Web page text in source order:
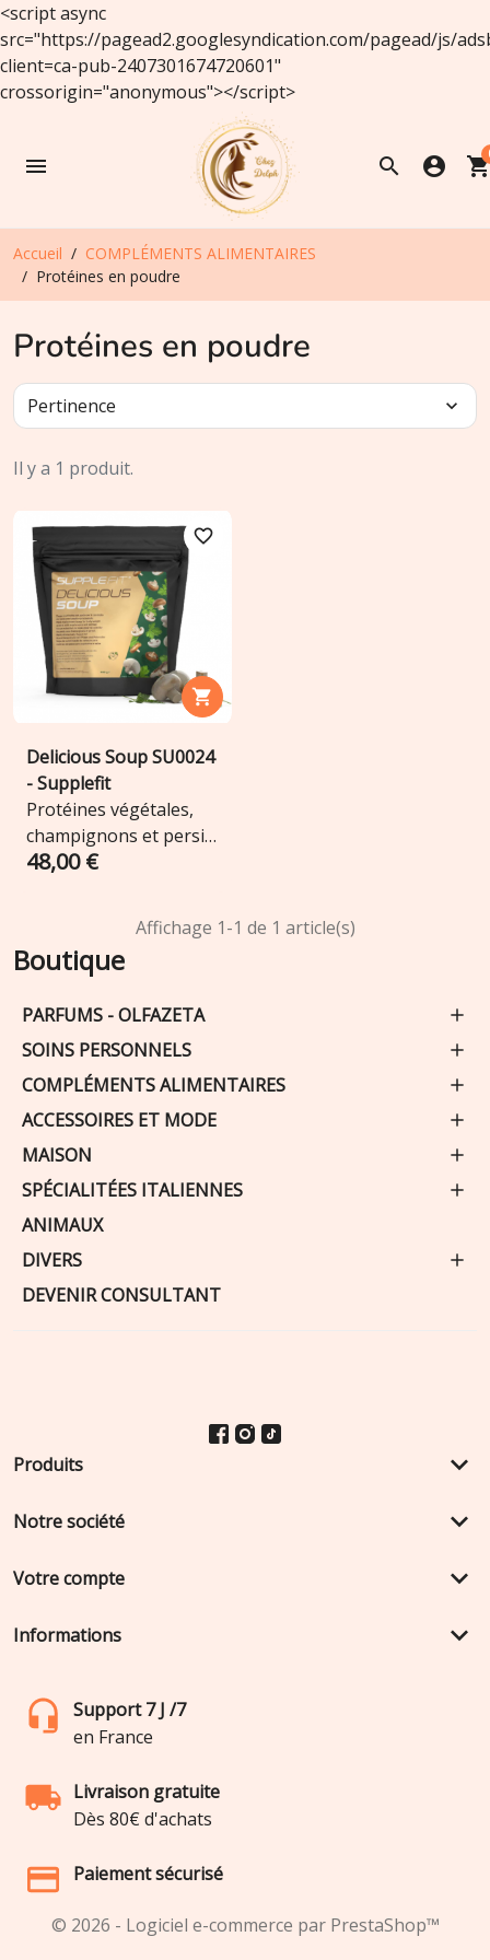
<script async
src="https://pagead2.googlesyndication.com/pagead/js/
client=ca-pub-2407301674720601"
crossorigin="anonymous"></script>
menu search account_circle
Accueil
COMPLÉMENTS ALIMENTAIRES
Protéines en poudre
Boutique
PARFUMS - OLFAZETA
SOINS PERSONNELS
COMPLÉMENTS ALIMENTAIRES
ACCESSOIRES ET MODE
MAISON
SPÉCIALITÉES ITALIENNES
ANIMAUX
DIVERS
DEVENIR CONSULTANT
Protéines en poudre
Il y a 1 produit.
Pertinence expand_more

favorite_border
Delicious Soup SU0024
- Supplefit
Protéines végétales,
champignons et persil-
avec Papamelina
48,00 €
Affichage 1-1 de 1 article(s)
Produits keyboard_arrow_down
Notre société keyboard_arrow_down
Votre compte keyboard_arrow_down
Informations keyboard_arrow_down
Support 7 J /7
en France
Livraison gratuite
Dès 80€ d'achats
Paiement sécurisé
© 2026 - Logiciel e-commerce par PrestaShop™